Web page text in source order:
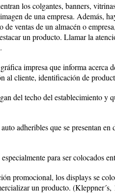
los colgantes, banners,
de una empresa. Además,
ventas de un almacén o
un producto. Llamar la
impresa que informa acerca
al cliente, identificación de
del techo del establecimiento y
adheribles que se presentan
para ser colocados
promocional, los displays se
un producto. (Kleppner´s,